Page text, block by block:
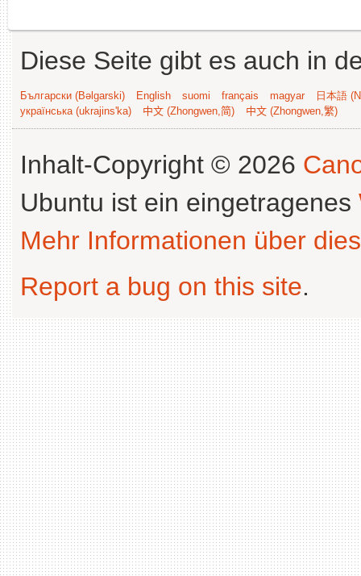
Diese Seite gibt es auch in
Български (Bəlgarski) English suomi français magyar
日本語
українська (ukrajins'ka)
中文 (Zhongwen,简) 中文 (Zhongwen,繁)
Inhalt-Copyright © 2026
Ubuntu ist ein eingetragenes
Mehr Informationen über
Report a bug on this site.